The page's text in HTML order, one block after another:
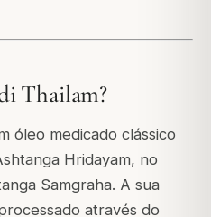
Thailam?
óleo medicado clássico
Hridayam, no
Samgraha. A sua
através do